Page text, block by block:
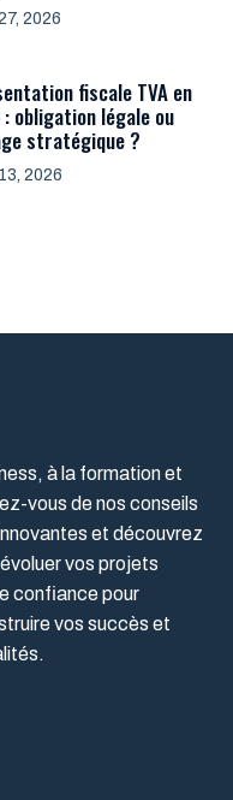
2026
fiscale TVA en
: obligation légale ou
stratégique ?
2026
à la formation et
vous de nos conseils
et découvrez
vos projets
confiance pour
vos succès et